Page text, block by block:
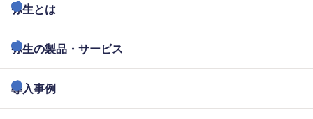
弥生とは
弥生の製品・サービス
導入事例